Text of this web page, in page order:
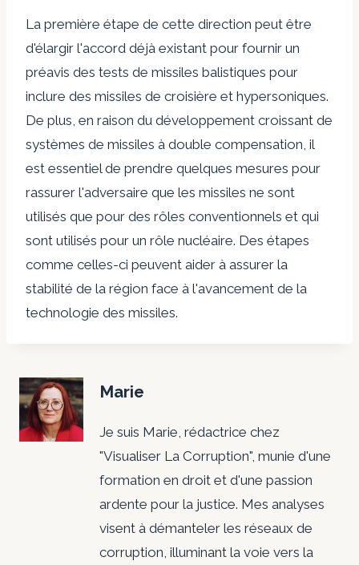
La première étape de cette direction peut être
d'élargir l'accord déjà existant pour fournir un
préavis des tests de missiles balistiques pour
inclure des missiles de croisière et hypersoniques.
De plus, en raison du développement croissant de
systèmes de missiles à double compensation, il
est essentiel de prendre quelques mesures pour
rassurer l'adversaire que les missiles ne sont
utilisés que pour des rôles conventionnels et qui
sont utilisés pour un rôle nucléaire. Des étapes
comme celles-ci peuvent aider à assurer la
stabilité de la région face à l'avancement de la
technologie des missiles.
Marie
Je suis Marie, rédactrice chez
"Visualiser La Corruption", munie d'une
formation en droit et d'une passion
ardente pour la justice. Mes analyses
visent à démanteler les réseaux de
corruption, illuminant la voie vers la